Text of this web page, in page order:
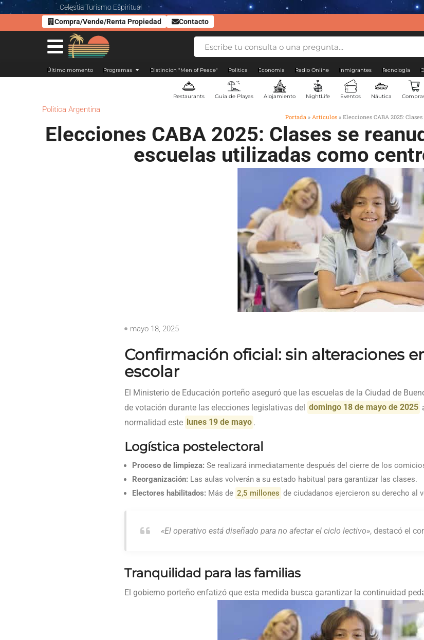
Celestia Turismo Espiritual
Compra/Vende/Renta Propiedad
Contacto
Último momento Programas Distincion "Men of Peace" Politica Economia Radio Online Inmigrantes Tecnología
Restaurants Guía de Playas Alojamiento NightLife Eventos Náutica
Politica Argentina
Portada » Artículos » Elecciones CABA 2025:
Elecciones CABA 2025: Clases se
escuelas utilizadas como
mayo 18, 2025
Confirmación oficial: sin alteraciones
escolar
El Ministerio de Educación porteño aseguró que las escuelas de la Ciudad de
de votación durante las elecciones legislativas del domingo 18 de mayo de 2025
normalidad este lunes 19 de mayo .
Logística postelectoral
Proceso de limpieza: Se realizará inmediatamente después del cierre de los
Reorganización: Las aulas volverán a su estado habitual para garantizar las clases.
Electores habilitados: Más de 2,5 millones de ciudadanos ejercieron su derecho al
«El operativo está diseñado para no afectar el ciclo lectivo», destacó el
Tranquilidad para las familias
El gobierno porteño enfatizó que esta medida busca garantizar la continuidad